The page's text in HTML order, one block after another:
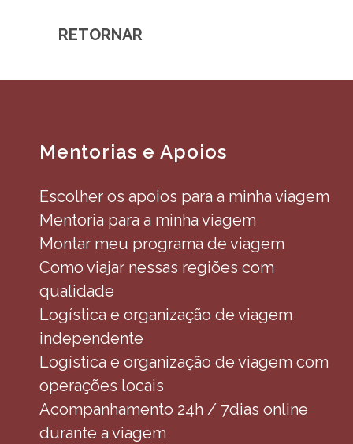
RETORNAR
Mentorias e Apoios
Escolher os apoios para a minha viagem
Mentoria para a minha viagem
Montar meu programa de viagem
Como viajar nessas regiões com
qualidade
Logística e organização de viagem
independente
Logística e organização de viagem com
operações locais
Acompanhamento 24h / 7dias online
durante a viagem